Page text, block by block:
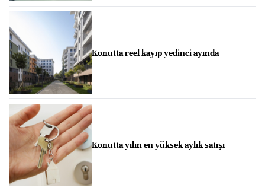
Konutta reel kayıp yedinci ayında
Konutta yılın en yüksek aylık satışı